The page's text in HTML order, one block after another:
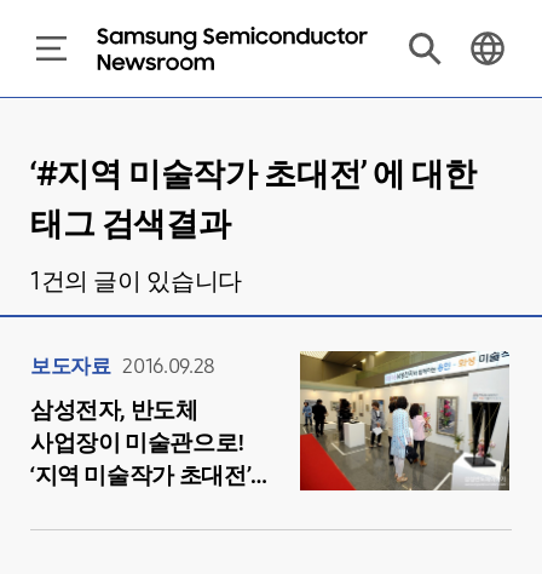
‘#지역 미술작가 초대전’ 에 대한
태그 검색결과
1 건의 글이 있습니다
보도자료 2016.09.28
삼성전자, 반도체
사업장이 미술관으로!
‘지역 미술작가 초대전’